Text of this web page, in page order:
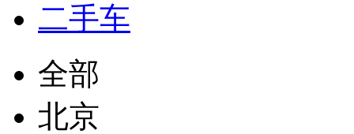
二手车
全部
北京